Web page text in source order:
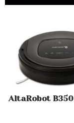
AltaRobot B350